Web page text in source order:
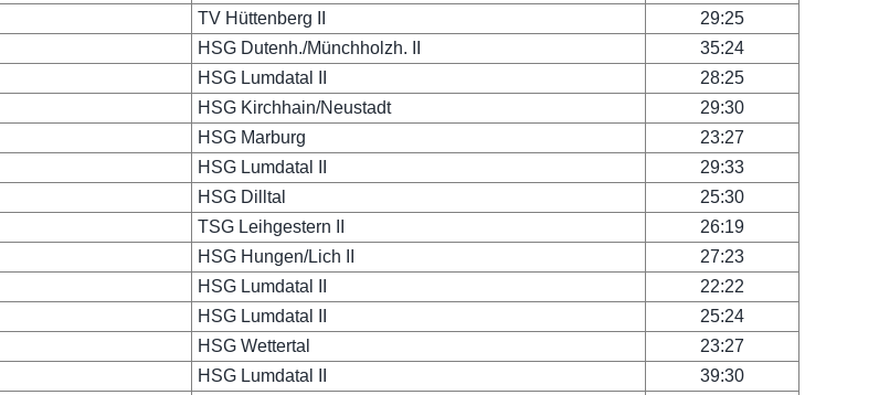
TV Hüttenberg II
29:25
HSG Dutenh./Münchholzh. II
35:24
HSG Lumdatal II
28:25
HSG Kirchhain/Neustadt
29:30
HSG Marburg
23:27
HSG Lumdatal II
29:33
HSG Dilltal
25:30
TSG Leihgestern II
26:19
HSG Hungen/Lich II
27:23
HSG Lumdatal II
22:22
HSG Lumdatal II
25:24
HSG Wettertal
23:27
HSG Lumdatal II
39:30